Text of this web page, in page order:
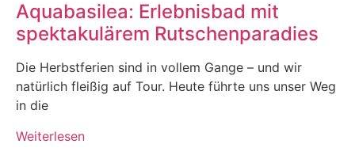
Aquabasilea: Erlebnisbad mit
spektakulärem Rutschenparadies
Die Herbstferien sind in vollem Gange – und wir
natürlich fleißig auf Tour. Heute führte uns unser Weg
in die
Weiterlesen